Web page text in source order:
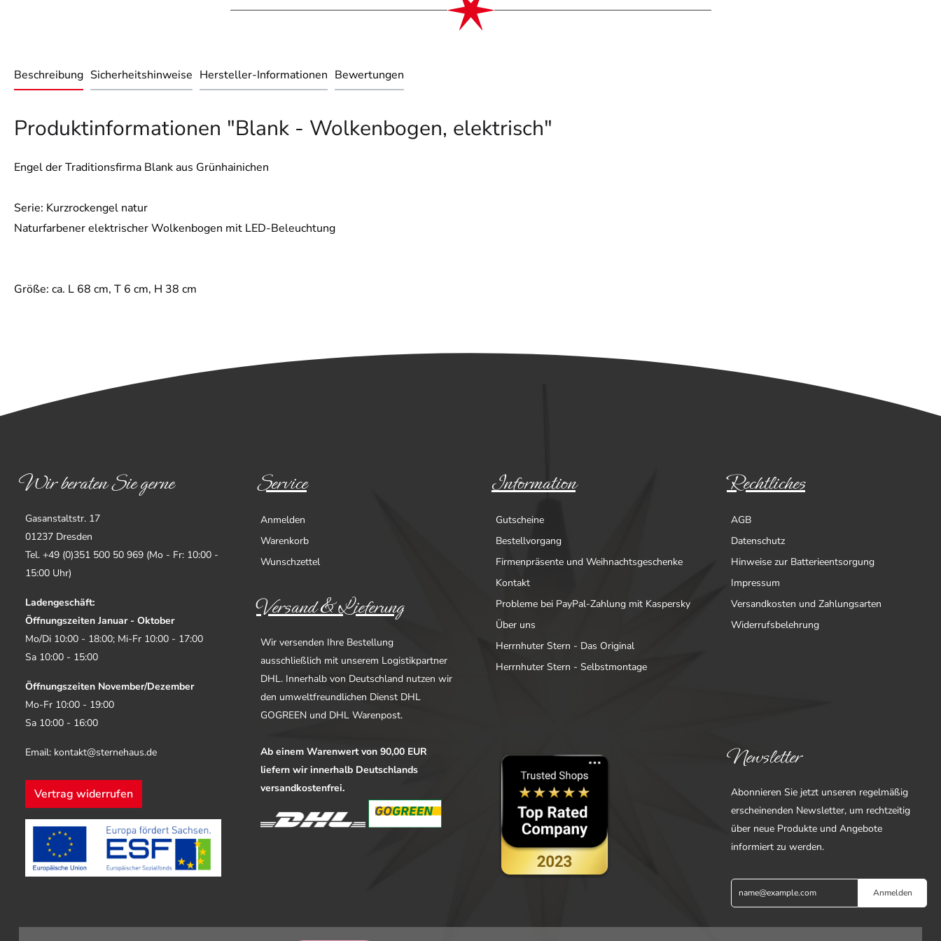
Beschreibung Sicherheitshinweise Hersteller-Informationen Bewertungen
Produktinformationen "Blank - Wolkenbogen, elektrisch"
Engel der Traditionsfirma Blank aus Grünhainichen
Serie: Kurzrockengel natur
Naturfarbener elektrischer Wolkenbogen mit LED-Beleuchtung
Größe: ca. L 68 cm, T 6 cm, H 38 cm
Wir beraten Sie gerne
Gasanstaltstr. 17
01237 Dresden
Tel. +49 (0)351 500 50 969 (Mo - Fr: 10:00 -
15:00 Uhr)
Ladengeschäft:
Öffnungszeiten Januar - Oktober
Mo/Di 10:00 - 18:00; Mi-Fr 10:00 - 17:00
Sa 10:00 - 15:00
Öffnungszeiten November/Dezember
Mo-Fr 10:00 - 19:00
Sa 10:00 - 16:00
Email: kontakt@sternehaus.de
Vertrag widerrufen
Service
Anmelden
Warenkorb
Wunschzettel
Information
Gutscheine
Bestellvorgang
Firmenpräsente und Weihnachtsgeschenke
Kontakt
Probleme bei PayPal-Zahlung mit Kaspersky
Über uns
Herrnhuter Stern - Das Original
Herrnhuter Stern - Selbstmontage
Rechtliches
AGB
Datenschutz
Hinweise zur Batterieentsorgung
Impressum
Versandkosten und Zahlungsarten
Widerrufsbelehrung
Versand & Lieferung
Wir versenden Ihre Bestellung
ausschließlich mit unserem Logistikpartner
DHL. Innerhalb von Deutschland nutzen wir
den umweltfreundlichen Dienst DHL
GOGREEN und DHL Warenpost.
Ab einem Warenwert von 90,00 EUR
liefern wir innerhalb Deutschlands
versandkostenfrei.
Newsletter
Abonnieren Sie jetzt unseren regelmäßig
erscheinenden Newsletter, um rechtzeitig
über neue Produkte und Angebote
informiert zu werden.
Anmelden